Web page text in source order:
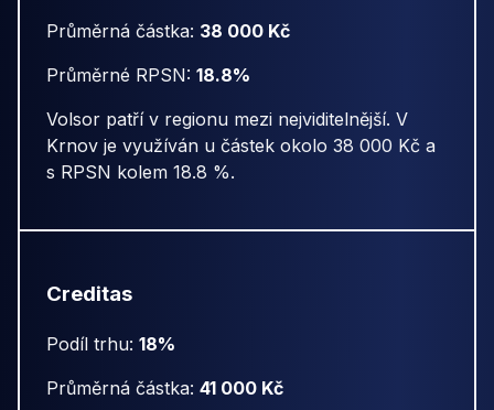
Průměrná částka: 38 000 Kč
Průměrné RPSN: 18.8%
Volsor patří v regionu mezi nejviditelnější. V
Krnov je využíván u částek okolo 38 000 Kč a
s RPSN kolem 18.8 %.
Creditas
Podíl trhu: 18%
Průměrná částka: 41 000 Kč